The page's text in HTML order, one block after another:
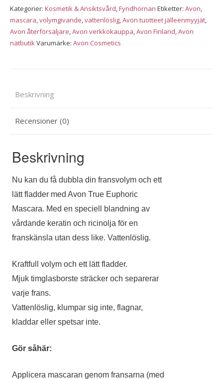
blackest
black
mängd
Kategorier: Kosmetik & Ansiktsvård,Fyndhörnan Etiketter: Avon,
mascara,volymgivande,vattenlöslig,Avon tuotteet jälleenmyyjät,
Avon återförsäljare,Avon verkkokauppa,Avon Finland,Avon
nätbutikVarumärke: Avon Cosmetics
Beskrivning
Recensioner (0)
Beskrivning
Nu kan du få dubbla din fransvolym och ett
lätt fladder med Avon True Euphoric
Mascara. Med en speciell blandning av
vårdande keratin och ricinolja för en
franskänsla utan dess like. Vattenlöslig.
Kraftfull volym och ett lätt fladder.
Mjuk timglasborste sträcker och separerar
varje frans.
Vattenlöslig, klumpar sig inte, flagnar,
kladdar eller spetsar inte.
Gör såhär:
Applicera mascaran genom fransarna (med